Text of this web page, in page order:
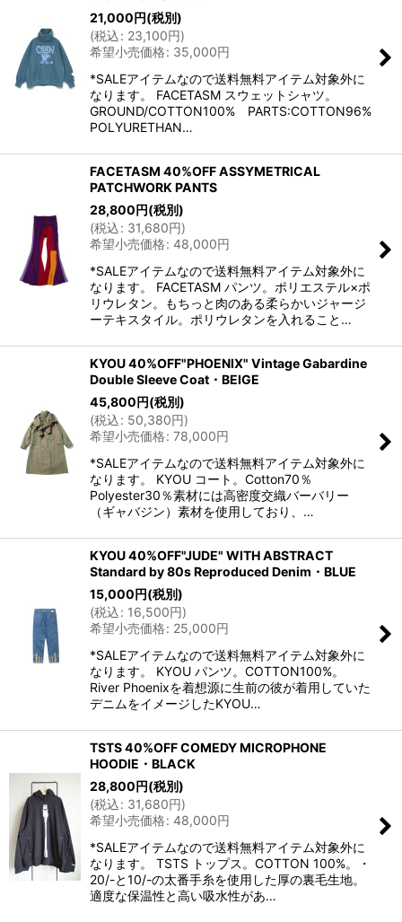
21,000円(税別)
(税込: 23,100円)
希望小売価格: 35,000円
*SALEアイテムなので送料無料アイテム対象外に
なります。 FACETASM スウェットシャツ。
GROUND/COTTON100% PARTS:COTTON96%
POLYURETHAN…
FACETASM 40%OFF ASSYMETRICAL
PATCHWORK PANTS
28,800円(税別)
(税込: 31,680円)
希望小売価格: 48,000円
*SALEアイテムなので送料無料アイテム対象外に
なります。 FACETASM パンツ。ポリエステル×ポ
リウレタン。もちっと肉のある柔らかいジャージ
ーテキスタイル。ポリウレタンを入れること…
KYOU 40%OFF"PHOENIX" Vintage Gabardine
Double Sleeve Coat・BEIGE
45,800円(税別)
(税込: 50,380円)
希望小売価格: 78,000円
*SALEアイテムなので送料無料アイテム対象外に
なります。 KYOU コート。Cotton70％
Polyester30％素材には高密度交織バーバリー
（ギャバジン）素材を使用しており、…
KYOU 40%OFF"JUDE" WITH ABSTRACT
Standard by 80s Reproduced Denim・BLUE
15,000円(税別)
(税込: 16,500円)
希望小売価格: 25,000円
*SALEアイテムなので送料無料アイテム対象外に
なります。 KYOU パンツ。COTTON100%。
River Phoenixを着想源に生前の彼が着用していた
デニムをイメージしたKYOU…
TSTS 40%OFF COMEDY MICROPHONE
HOODIE・BLACK
28,800円(税別)
(税込: 31,680円)
希望小売価格: 48,000円
*SALEアイテムなので送料無料アイテム対象外に
なります。 TSTS トップス。COTTON 100%。・
20/-と10/-の太番手糸を使用した厚の裏毛生地。
適度な保温性と高い吸水性があ…